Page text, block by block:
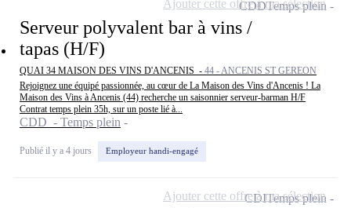
Serveur polyvalent bar à vins /
tapas (H/F)
QUAI 34 MAISON DES VINS D'ANCENIS - 44 - ANCENIS ST GEREON
Rejoignez une équipé passionnée, au cœur de La Maison des Vins d'Ancenis ! La
Maison des Vins à Ancenis (44) recherche un saisonnier serveur-barman H/F
Contrat temps plein 35h, sur un poste lié à...
CDD - Temps plein
Publié il y a 4 jours Employeur handi-engagé
CDDTemps plein
Ajouter cette offre à ma sélection
CDITemps plein
Ajouter cette offre à ma sélection